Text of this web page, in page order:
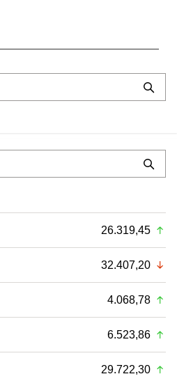
26.319,45
32.407,20
4.068,78
6.523,86
29.722,30